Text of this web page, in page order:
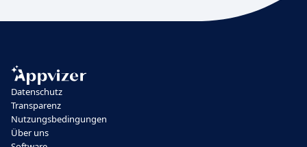
Datenschutz
Transparenz
Nutzungsbedingungen
Über uns